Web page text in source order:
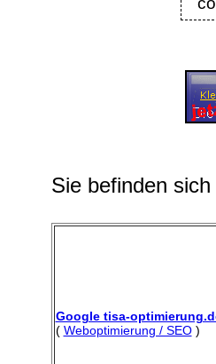
Sie befinden
Google tisa-
( Weboptimierung / SEO)